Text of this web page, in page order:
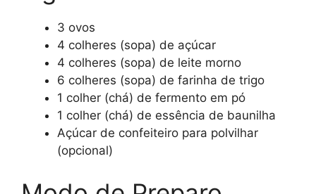
3 ovos
4 colheres (sopa) de açúcar
4 colheres (sopa) de leite morno
6 colheres (sopa) de farinha de trigo
1 colher (chá) de fermento em pó
1 colher (chá) de essência de baunilha
Açúcar de confeiteiro para polvilhar
(opcional)